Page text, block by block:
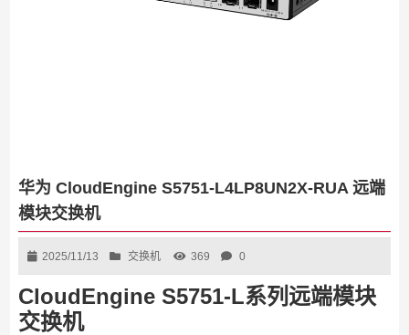
华为 CloudEngine S5751-L4LP8UN2X-RUA 远端
模块交换机
2025/11/13 交换机 369 0
CloudEngine S5751-L系列远端模块
交换机